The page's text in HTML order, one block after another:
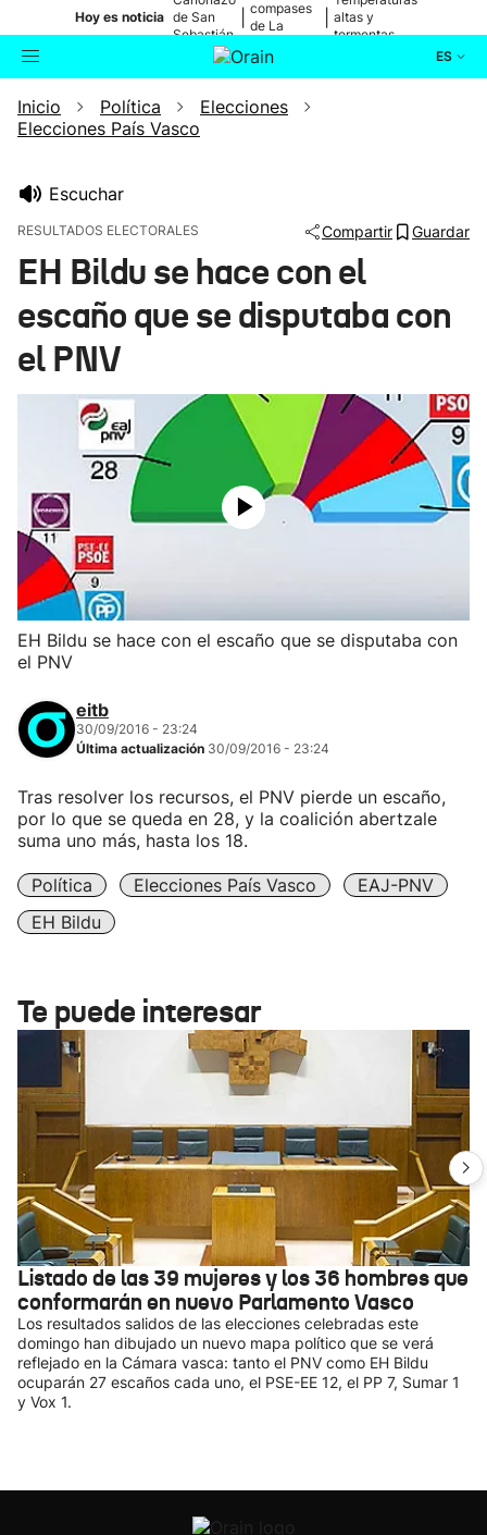
Hoy es noticia de San
Sebastián
compases
de La
altas y
tormentas
ES
Buscador Actualidad
Ikusmiran
Inicio Política
Elecciones
Elecciones País Vasco
Escuchar
RESULTADOS ELECTORALES Compartir Guardar
EH Bildu se hace con el
escaño que se disputaba con
el PNV
EH Bildu se hace con el escaño que se disputaba con
el PNV
eitb
30/09/2016 - 23:24
Última actualización 30/09/2016 - 23:24
Tras resolver los recursos, el PNV pierde un escaño,
por lo que se queda en 28, y la coalición abertzale
suma uno más, hasta los 18.
Política Elecciones País Vasco
EAJ-PNV
EH Bildu
Te puede interesar
Listado de las 39 mujeres y los 36 hombres que
conformarán en nuevo Parlamento Vasco
Los resultados salidos de las elecciones celebradas este
domingo han dibujado un nuevo mapa político que se verá
reflejado en la Cámara vasca: tanto el PNV como EH Bildu
ocuparán 27 escaños cada uno, el PSE-EE 12, el PP 7, Sumar 1
y Vox 1.